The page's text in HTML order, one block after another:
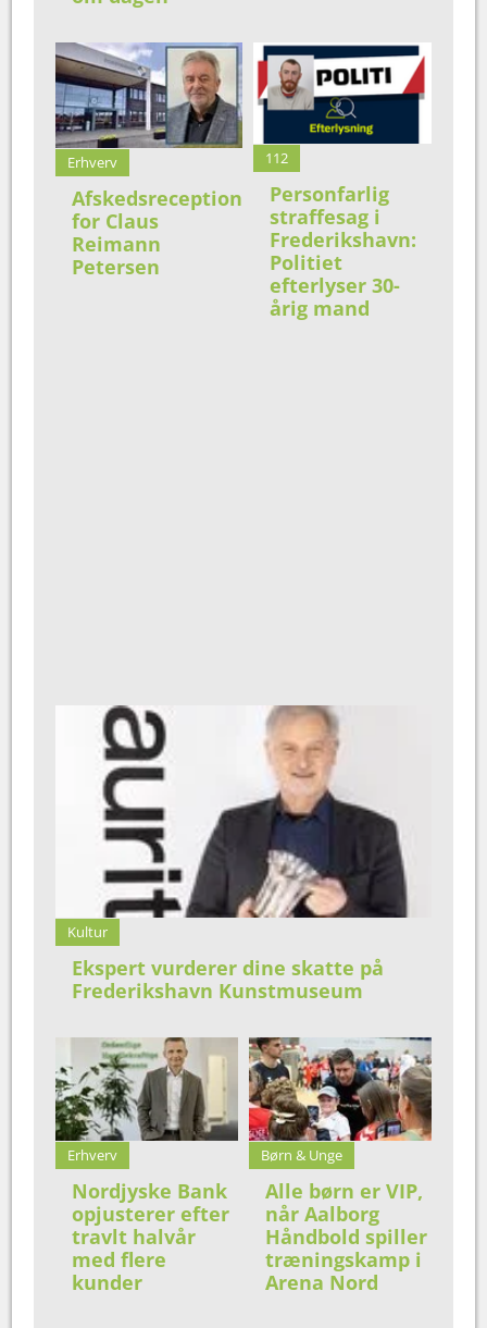
Erhverv
Afskedsreception
for Claus
Reimann
Petersen
112
Personfarlig
straffesag i
Frederikshavn:
Politiet
efterlyser 30-
årig mand
Kultur
Ekspert vurderer dine skatte på
Frederikshavn Kunstmuseum
Erhverv
Nordjyske Bank
opjusterer efter
travlt halvår
med flere
kunder
Børn & Unge
Alle børn er VIP,
når Aalborg
Håndbold spiller
træningskamp i
Arena Nord